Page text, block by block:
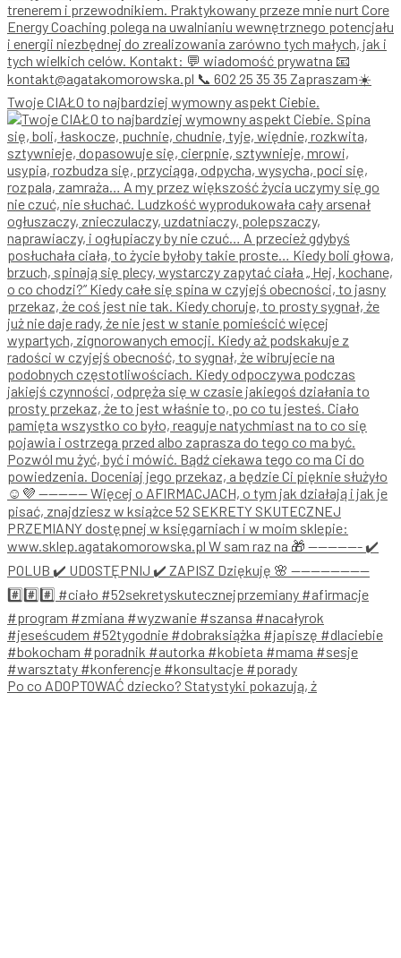
Twoje CIAŁO to najbardziej wymowny aspekt Ciebie.
Po co ADOPTOWAĆ dziecko? Statystyki pokazują, ż